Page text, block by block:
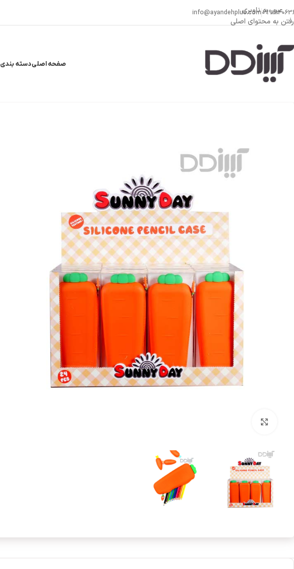
عبور به ناوبری
رفتن به محتوای اصلی
info@ayandehplus.com
صفحه اصلیدسته بندی